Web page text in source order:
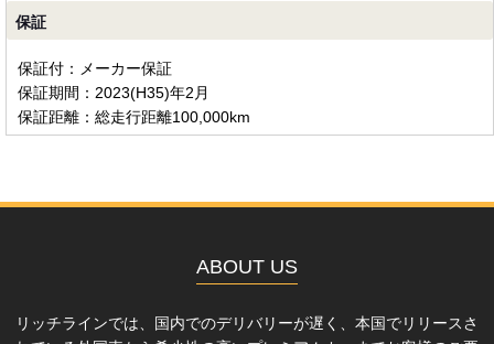
保証
保証付：メーカー保証
保証期間：2023(H35)年2月
保証距離：総走行距離100,000km
ABOUT US
リッチラインでは、国内でのデリバリーが遅く、本国でリリースさ